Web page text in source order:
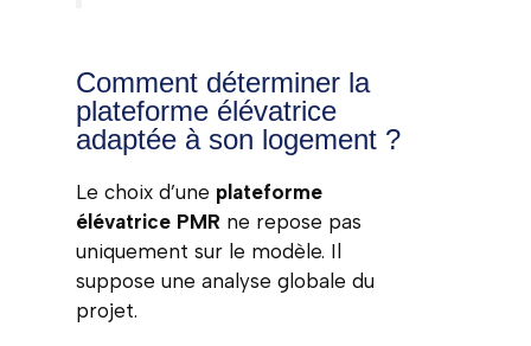
Comment déterminer la
plateforme élévatrice
adaptée à son logement ?
Le choix d’une plateforme
élévatrice PMR ne repose pas
uniquement sur le modèle. Il
suppose une analyse globale du
projet.